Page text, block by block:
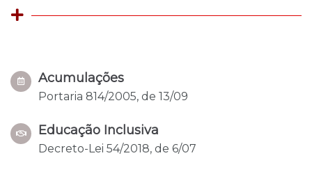
Acumulações
Portaria 814/2005, de 13/09
Educação Inclusiva
Decreto-Lei 54/2018, de 6/07